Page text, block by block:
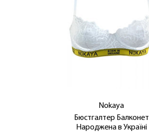
Nokaya
Бюстгалтер Балконет
Народжена в Україні